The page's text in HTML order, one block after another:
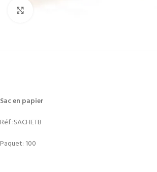
Sac en papier
Réf :SACHETB
Paquet: 100